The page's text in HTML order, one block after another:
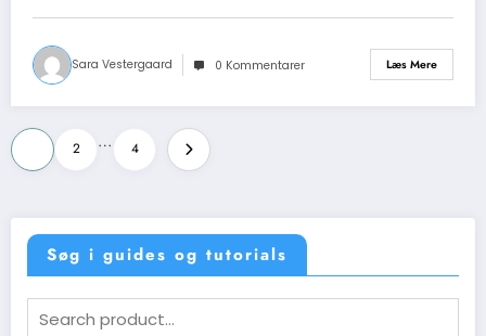
Sara Vestergaard 0 Kommentarer Læs Mere
Indlægsinddeling
2 … 4
Søg i guides og tutorials